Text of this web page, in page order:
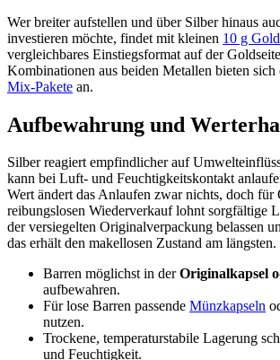
Wer breiter aufstellen und über Silber hinaus
investieren möchte, findet mit kleinen 10 g
vergleichbares Einstiegsformat auf der
Kombinationen aus beiden Metallen bieten sich
Mix-Pakete an.
Aufbewahrung und
Silber reagiert empfindlicher auf
kann bei Luft- und Feuchtigkeitskontakt
Wert ändert das Anlaufen zwar nichts, doch für
reibungslosen Wiederverkauf lohnt sorgfältige
der versiegelten Originalverpackung belassen
das erhält den makellosen Zustand am längsten.
Barren möglichst in derOriginalkapsel
aufbewahren.
Für lose Barren passende Münzkapseln
nutzen.
Trockene, temperaturstabile Lagerung
und Feuchtigkeit.